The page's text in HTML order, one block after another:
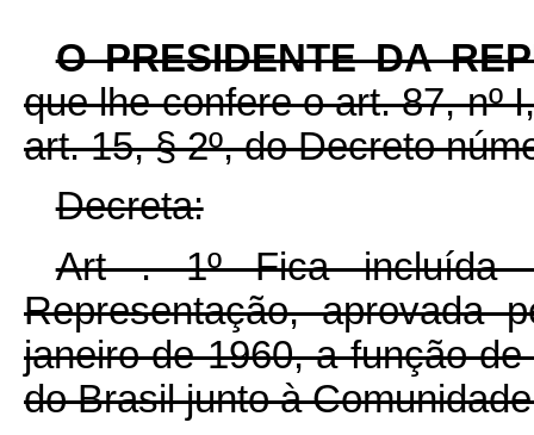
O PRESIDENTE DA
que lhe confere o art. 87, nº
art. 15, § 2º, do Decreto
Decreta:
Art . 1º Fica incluída
Representação, aprovada
janeiro de 1960, a função
do Brasil junto à